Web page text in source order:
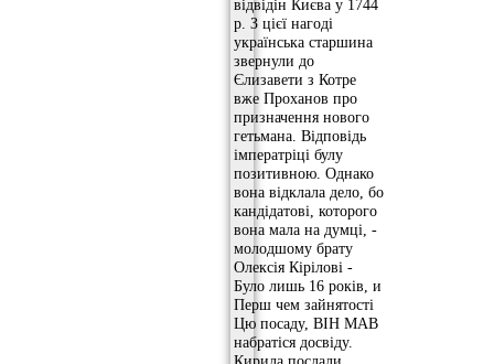
відвідін Києва у 1744
р. З цієї нагоді
українська старшина
звернули до
Єлизавети з Котре
вже Проханов про
призначення нового
гетьмана. Відповідь
імператріці булу
позитивною. Однако
вона відклала дело, бо
кандідатові, которого
вона мала на думці, -
молодшому брату
Олексія Кірілові -
Було лишь 16 років, и
Перш чем зайнятості
Цю посаду, ВІН МАВ
набратіся досвіду.
Кирила послали